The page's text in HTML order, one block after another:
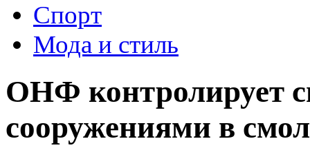
Спорт
Мода и стиль
ОНФ контролирует
сооружениями в